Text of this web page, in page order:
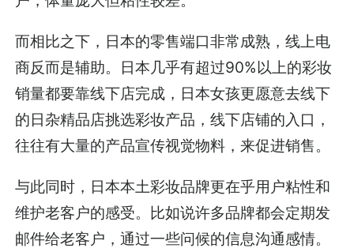
而相比之下，日本的零售端口非常成熟，线上电
商反而是辅助。日本几乎有超过90%以上的彩妆
销量都要靠线下店完成，日本女孩更愿意去线下
的日杂精品店挑选彩妆产品，线下店铺的入口，
往往有大量的产品宣传视觉物料，来促进销售。
与此同时，日本本土彩妆品牌更在乎用户粘性和
维护老客户的感受。比如说许多品牌都会定期发
邮件给老客户，通过一些问候的信息沟通感情。